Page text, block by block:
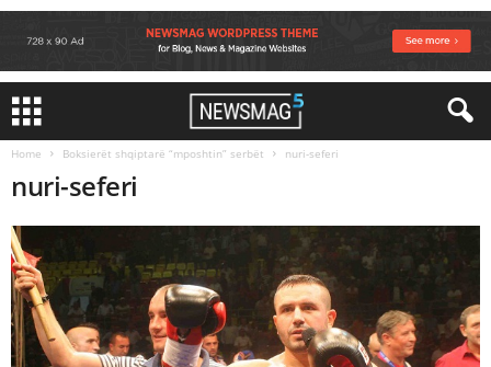
Home Boksierët shqiptarë “mposhtin” serbët nuri-seferi
nuri-seferi